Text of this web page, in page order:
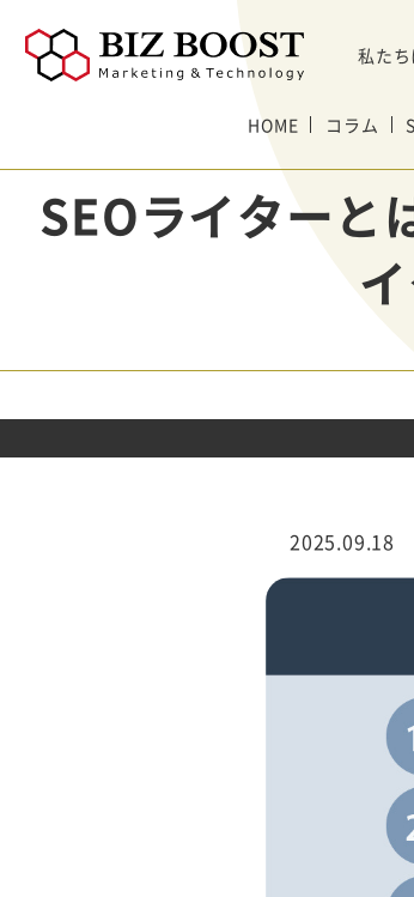
私た
デジタルマーケティング
コンサルティングサ
ービス
BtoBマーケティ
リード獲得
BtoB Web
制作
BtoBコン
メディアプ
行サービス
BtoBテレ
リード醸成
デジタルマーケティング
ウェビナー支援
イベントマーケティング
座談会
プロダクト & SaaS
戦略・マネジメント
デジタル施策 & チャネル
組織・パートナー & 法務
営業 & セールスオペ
HOME コラム
SEOライターと
2025.09.18